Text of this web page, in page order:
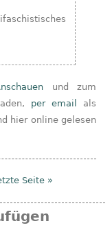
und zum
per email
als
hier online gelesen
Seite »